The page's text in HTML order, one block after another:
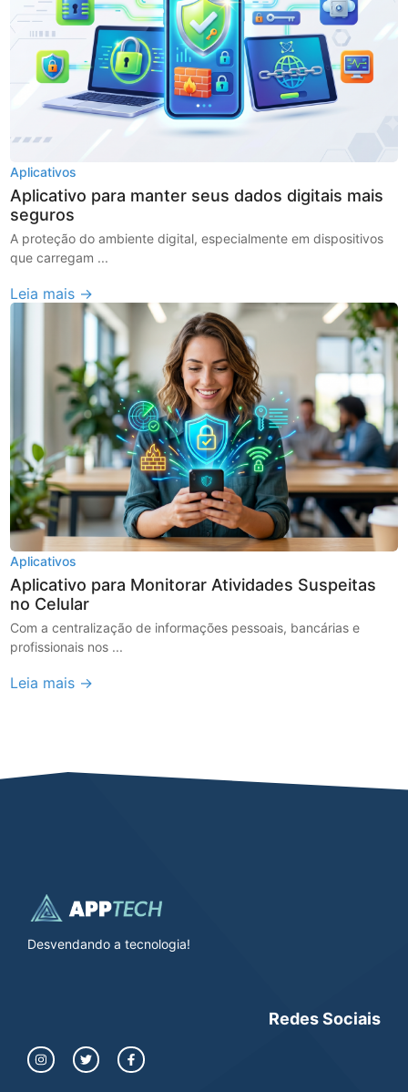
Aplicativos
Aplicativo para manter seus dados digitais mais
seguros
A proteção do ambiente digital, especialmente em dispositivos
que carregam ...
Leia mais →
Aplicativos
Aplicativo para Monitorar Atividades Suspeitas
no Celular
Com a centralização de informações pessoais, bancárias e
profissionais nos ...
Leia mais →
Desvendando a tecnologia!
Redes Sociais